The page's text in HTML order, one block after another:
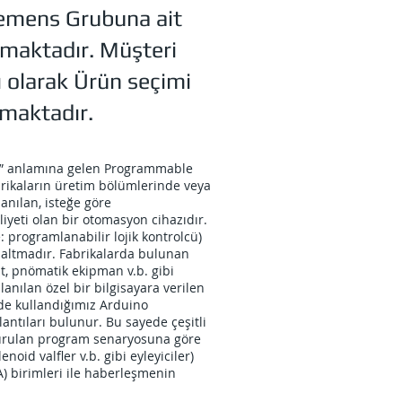
Grubuna ait
Müşteri
olarak Ürün seçimi
anlamına gelen Programmable
üretim bölümlerinde veya
isteğe göre
olan bir otomasyon cihazıdır.
programlanabilir lojik kontrolcü)
Fabrikalarda bulunan
pnömatik ekipman v.b. gibi
özel bir bilgisayara verilen
kullandığımız Arduino
bulunur. Bu sayede çeşitli
program senaryosuna göre
valfler v.b. gibi eyleyiciler)
birimleri ile haberleşmenin